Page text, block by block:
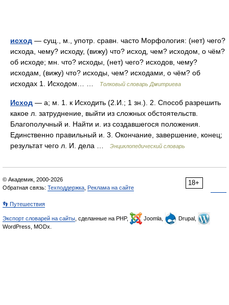
исход — сущ., м., употр. сравн. часто Морфология: (нет) чего?
исхода, чему? исходу, (вижу) что? исход, чем? исходом, о чём?
об исходе; мн. что? исходы, (нет) чего? исходов, чему?
исходам, (вижу) что? исходы, чем? исходами, о чём? об
исходах 1. Исходом… …
Толковый словарь Дмитриева
Исход — а; м. 1. к Исходить (2.И.; 1 зн.). 2. Способ разрешить
какое л. затруднение, выйти из сложных обстоятельств.
Благополучный и. Найти и. из создавшегося положения.
Единственно правильный и. 3. Окончание, завершение, конец;
результат чего л. И. дела …
Энциклопедический словарь
18+
© Академик, 2000-2026
Обратная связь: Техподдержка Реклама на сайте
👣 Путешествия
Экспорт словарей на сайты , сделанные на PHP, Joomla,
Drupal,
WordPress, MODx.